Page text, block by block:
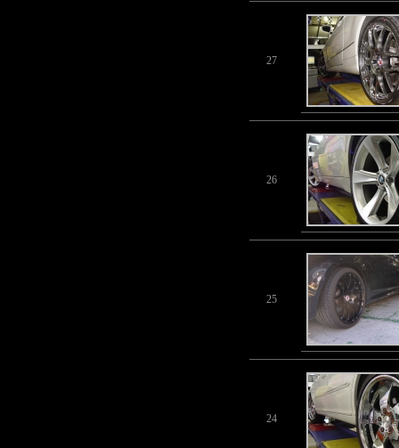
27
26
25
24